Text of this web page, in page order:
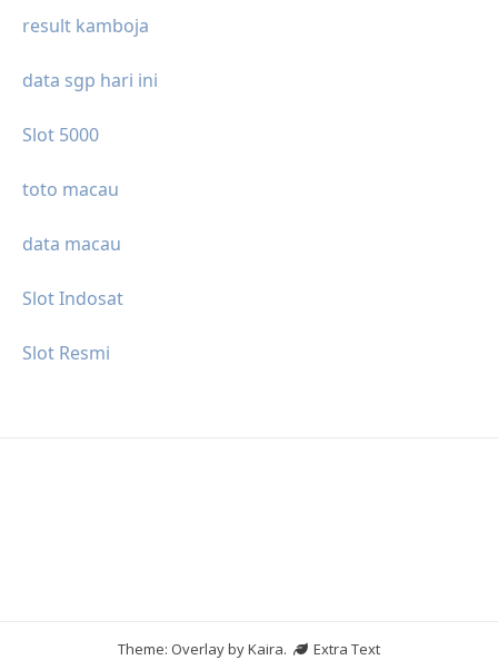
result kamboja
data sgp hari ini
Slot 5000
toto macau
data macau
Slot Indosat
Slot Resmi
Theme: Overlay byKaira.
Extra Text